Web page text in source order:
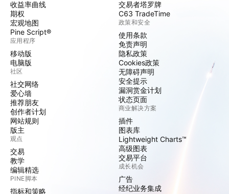
收益率曲线
期权
宏观地图
Pine Script®
应用程序
移动版
电脑版
社区
社交网络
爱心墙
推荐朋友
创作者计划
网站规则
版主
观点
交易
教学
编辑精选
PINE脚本
指标和策略
交易者塔罗牌
C63 TradeTime
政策和安全
使用条款
免责声明
隐私政策
Cookies政策
无障碍声明
安全提示
漏洞赏金计划
状态页面
商业解决方案
插件
图表库
Lightweight Charts™
高级图表
交易平台
成长机会
广告
经纪业务集成